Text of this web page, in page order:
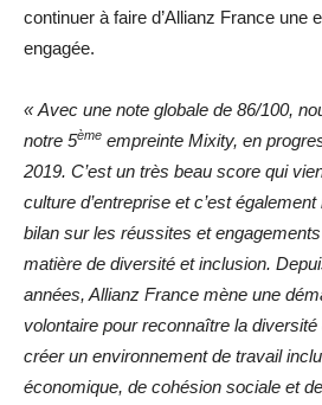
continuer à faire d’Allianz France une
engagée.
« Avec une note globale de 86/100,
notre 5ème empreinte Mixity, en
2019. C’est un très beau score qui
culture d’entreprise et c’est
bilan sur les réussites et
matière de diversité et inclusion.
années, Allianz France mène une
volontaire pour reconnaître la
créer un environnement de travail
économique, de cohésion sociale et